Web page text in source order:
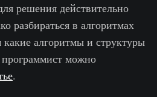
решения действительно
разбираться в алгоритмах
алгоритмы и структуры
можно
.